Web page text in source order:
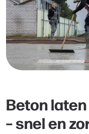
Beton
– snel en